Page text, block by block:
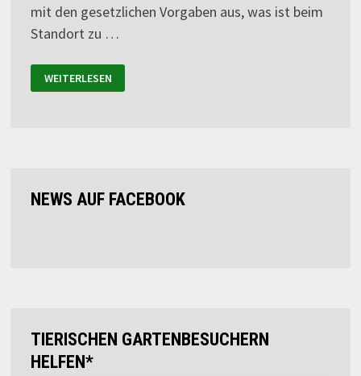
mit den gesetzlichen Vorgaben aus, was ist beim
Standort zu …
WEITERLESEN
NEWS AUF FACEBOOK
TIERISCHEN GARTENBESUCHERN
HELFEN*